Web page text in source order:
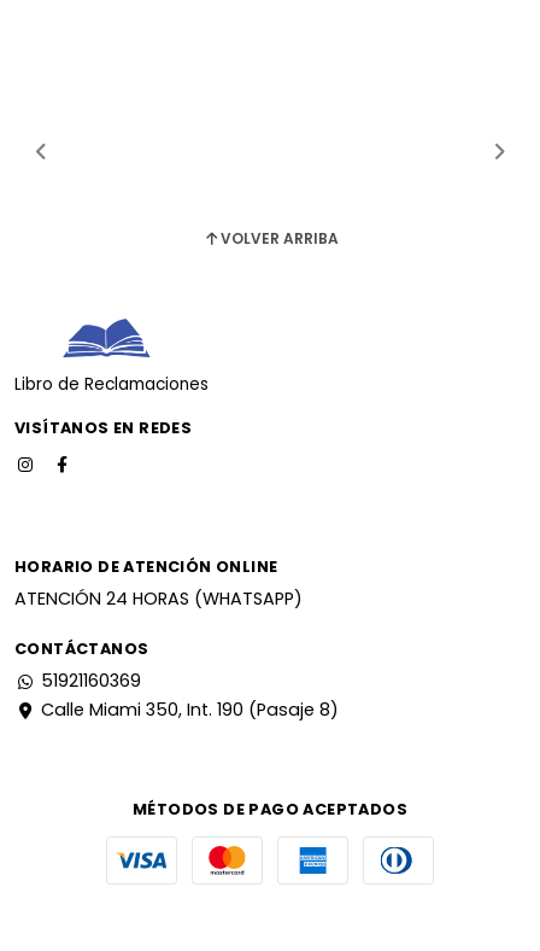
VOLVER ARRIBA
Libro de Reclamaciones
VISÍTANOS EN REDES
HORARIO DE ATENCIÓN ONLINE
ATENCIÓN 24 HORAS (WHATSAPP)
CONTÁCTANOS
51921160369
Calle Miami 350, Int. 190 (Pasaje 8)
MÉTODOS DE PAGO ACEPTADOS